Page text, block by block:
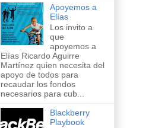
Apoyemos a
Elías
Los invito a
que
apoyemos a
Elías Ricardo Aguirre
Martínez quien necesita del
apoyo de todos para
recaudar los fondos
necesarios para cub...
Blackberry
Playbook